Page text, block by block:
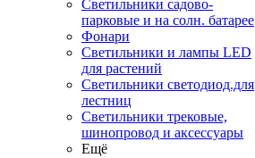
Светильники садово-
парковые и на солн. батарее
Фонари
Светильники и лампы LED
для растений
Светильники светодиод.для
лестниц
Светильники трековые,
шинопровод и аксессуары
Ещё